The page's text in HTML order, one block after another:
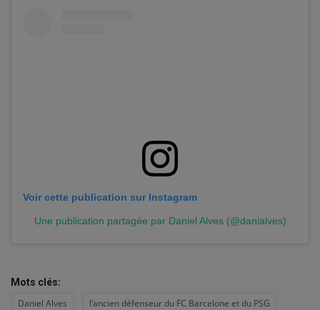
Voir cette publication sur Instagram
Une publication partagée par Daniel Alves (@danialves)
Mots clés:
Daniel Alves l’ancien défenseur du FC Barcelone et du PSG